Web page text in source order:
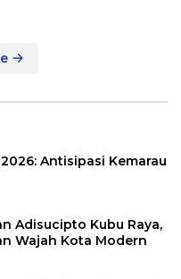
Antisipasi Kemarau
Adisucipto Kubu Raya,
Wajah Kota Modern